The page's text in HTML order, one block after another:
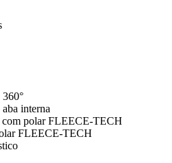
interna
com polar FLEECE-TECH
FLEECE-TECH